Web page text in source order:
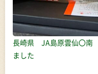
長崎県 JA島原雲仙〇
ました